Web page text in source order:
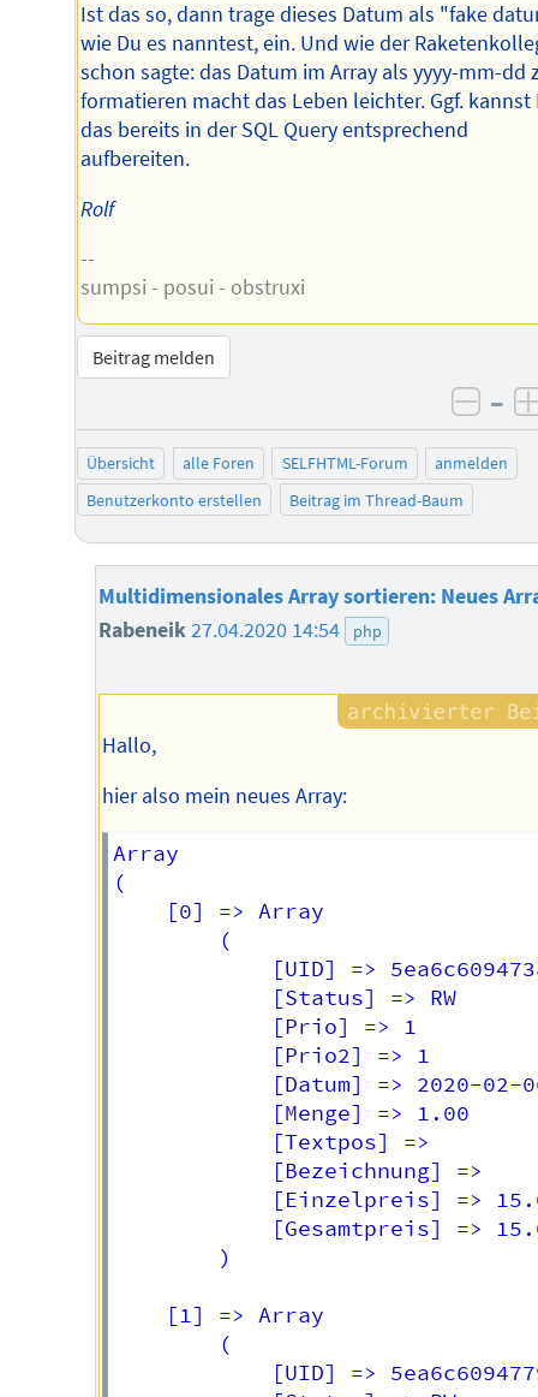
Ist das so, dann trage dieses Datum als "fake
wie Du es nanntest, ein. Und wie der
schon sagte: das Datum im Array als yyyy-mm-dd
formatieren macht das Leben leichter. Ggf. kannst
das bereits in der SQL Query entsprechend
aufbereiten.
Rolf
--
sumpsi - posui - obstruxi
Beitrag melden
–
Übersicht alle Foren SELFHTML-Forum
anmelden
Benutzerkonto erstellen
Beitrag im Thread-Baum
Multidimensionales Array sortieren: Neues
Rabeneik27.04.2020 14:54 php
Hallo,
hier also mein neues Array:
Array
(
    [0] => Array
        (
[UID] =>
            [Status] => RW
            [Prio] => 1
            [Prio2] => 1
[Datum] => 2020-02-
            [Menge] => 1.00
            [Textpos] =>
            [Bezeichnung] =>
[Einzelpreis] =>
[Gesamtpreis] =>
        )
    [1] => Array
        (
[UID] =>